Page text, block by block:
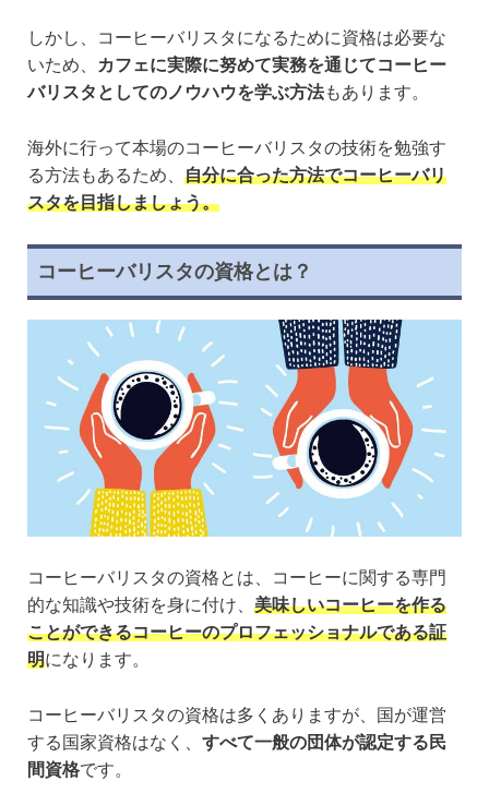
しかし、コーヒーバリスタになるために資格は必要な
いため、
カフェに実際に努めて実務を通じてコーヒー
バリスタとしてのノウハウを学ぶ方法もあります。
海外に行って本場のコーヒーバリスタの技術を勉強す
る方法もあるため、 自分に合った方法でコーヒーバリ
スタを目指しましょう。
コーヒーバリスタの資格とは？
コーヒーバリスタの資格とは、コーヒーに関する専門
的な知識や技術を身に付け、 美味しいコーヒーを作る
ことができるコーヒーのプロフェッショナルである証
明になります。
コーヒーバリスタの資格は多くありますが、国が運営
する国家資格はなく、 すべて一般の団体が認定する民
間資格です。